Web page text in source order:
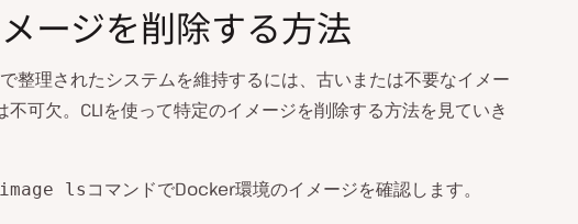
ージを削除する方法
整理されたシステムを維持するには、古いまたは不要なイメー
不可欠。CLIを使って特定のイメージを削除する方法を見ていき
ls コマンドでDocker環境のイメージを確認します。